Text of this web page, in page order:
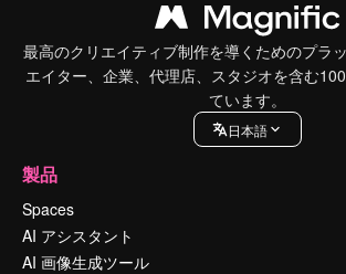
最高のクリエイティブ制作を導くためのプラ
エイター、企業、代理店、スタジオを含む
ています。
日本語
製品
Spaces
AI アシスタント
AI 画像生成ツール